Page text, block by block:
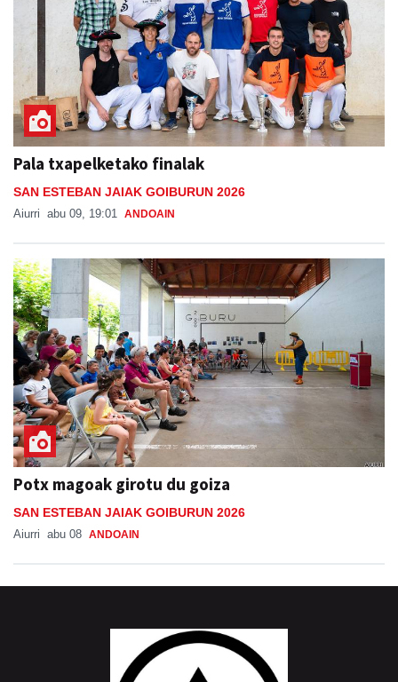
Pala txapelketako finalak
SAN ESTEBAN JAIAK GOIBURUN 2026
Aiurri abu 09, 19:01 ANDOAIN
Potx magoak girotu du goiza
SAN ESTEBAN JAIAK GOIBURUN 2026
Aiurri abu 08 ANDOAIN